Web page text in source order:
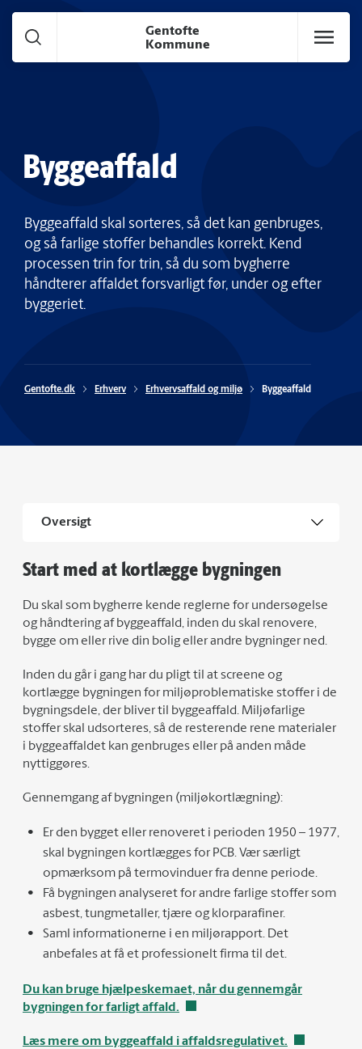
Gentofte
Kommune
Byggeaffald
Byggeaffald skal sorteres, så det kan genbruges,
og så farlige stoffer behandles korrekt. Kend
processen trin for trin, så du som bygherre
håndterer affaldet forsvarligt før, under og efter
byggeriet.
Gentofte.dk Erhverv Erhvervsaffald og miljø Byggeaffald
Oversigt
Start med at kortlægge bygningen
Du skal som bygherre kende reglerne for undersøgelse
og håndtering af byggeaffald, inden du skal renovere,
bygge om eller rive din bolig eller andre bygninger ned.
Inden du går i gang har du pligt til at screene og
kortlægge bygningen for miljøproblematiske stoffer i de
bygningsdele, der bliver til byggeaffald. Miljøfarlige
stoffer skal udsorteres, så de resterende rene materialer
i byggeaffaldet kan genbruges eller på anden måde
nyttiggøres.
Gennemgang af bygningen (miljøkortlægning):
Er den bygget eller renoveret i perioden 1950 – 1977,
skal bygningen kortlægges for PCB. Vær særligt
opmærksom på termovinduer fra denne periode.
Få bygningen analyseret for andre farlige stoffer som
asbest, tungmetaller, tjære og klorparafiner.
Saml informationerne i en miljørapport. Det
anbefales at få et professionelt firma til det.
Du kan bruge hjælpeskemaet, når du gennemgår
bygningen for farligt affald.
Læs mere om byggeaffald i affaldsregulativet.